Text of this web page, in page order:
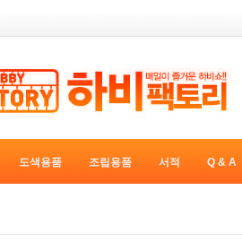
도색용품 조립용품 서적 Q & A